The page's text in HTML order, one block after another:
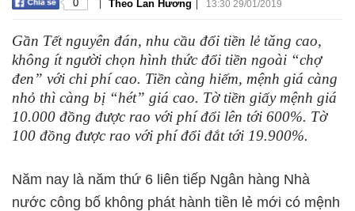
0 Theo Lan Hương | 13:30 29/01/2019
Gần Tết nguyên đán, nhu cầu đổi tiền lẻ tăng cao,
không ít người chọn hình thức đổi tiền ngoài “chợ
đen” với chi phí cao. Tiền càng hiếm, mệnh giá càng
nhỏ thì càng bị “hét” giá cao. Tờ tiền giấy mệnh giá
10.000 đồng được rao với phí đổi lên tới 600%. Tờ
100 đồng được rao với phí đổi đắt tới 19.900%.
Năm nay là năm thứ 6 liên tiếp Ngân hàng Nhà
nước công bố không phát hành tiền lẻ mới có mệnh